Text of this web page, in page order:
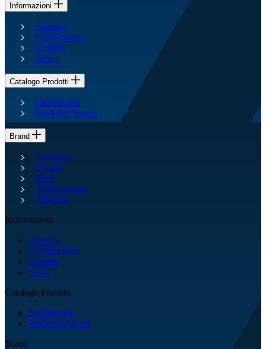
Informazioni
Azienda
Certificazioni
Contatti
News
Catalogo Prodotti
Lubrificanti
Prodotti Chimici
Brand
Valvoline
Cyclon
Shell
TotalEnergies
Allegrini
Informazioni
Azienda
Certificazioni
Contatti
News
Catalogo Prodotti
Lubrificanti
Prodotti Chimici
Brand